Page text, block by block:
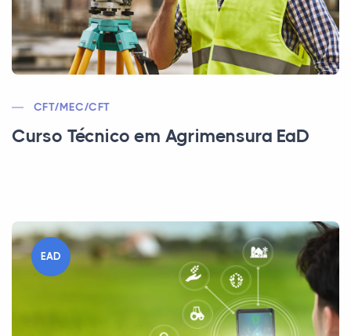
CFT/MEC/CFT
Curso Técnico em Agrimensura EaD
EAD